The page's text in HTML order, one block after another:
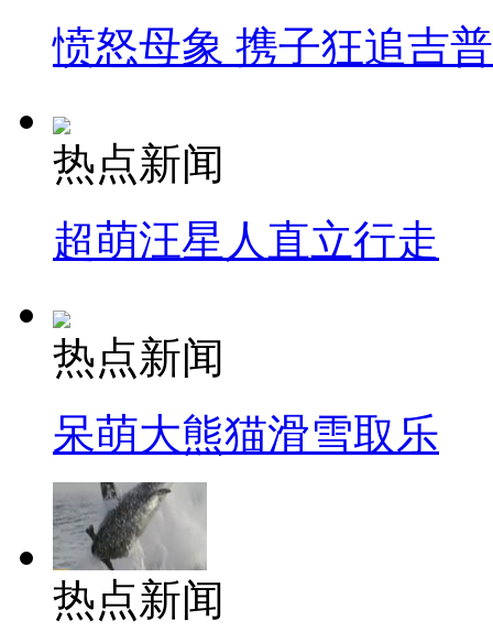
愤怒母象 携子狂追吉
热点新闻
超萌汪星人直立行走
热点新闻
呆萌大熊猫滑雪取乐
热点新闻